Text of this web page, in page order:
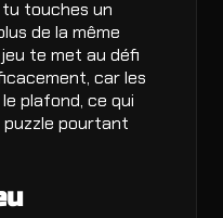
touches un
de la même
te met au défi
car les
plafond, ce qui
puzzle pourtant